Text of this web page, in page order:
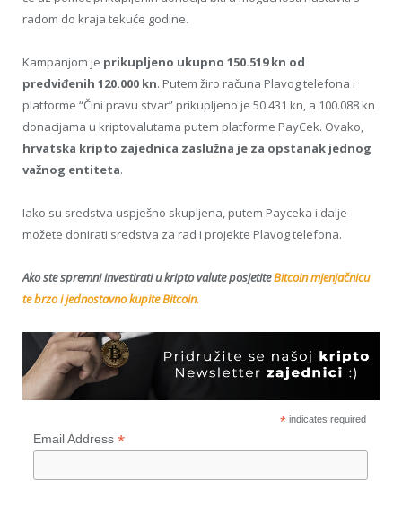
radom do kraja tekuće godine.
Kampanjom je prikupljeno ukupno 150.519 kn od
predviđenih 120.000 kn. Putem žiro računa Plavog telefona i
platforme “Čini pravu stvar” prikupljeno je 50.431 kn, a 100.088 kn
donacijama u kriptovalutama putem platforme PayCek. Ovako,
hrvatska kripto zajednica zaslužna je za opstanak jednog
važnog entiteta.
Iako su sredstva uspješno skupljena, putem Payceka i dalje
možete donirati sredstva za rad i projekte Plavog telefona.
Ako ste spremni investirati u kripto valute posjetiteBitcoin mjenjačnicu
te brzo i jednostavno kupite Bitcoin.
*indicates required
Email Address *